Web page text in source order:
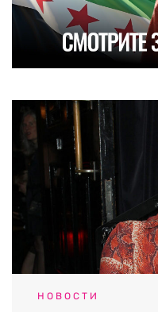
НОВОСТИ